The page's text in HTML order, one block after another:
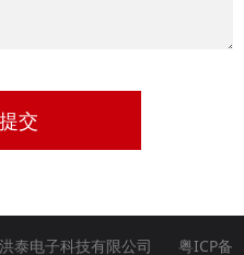
交
泰电子科技有限公司 粤ICP备